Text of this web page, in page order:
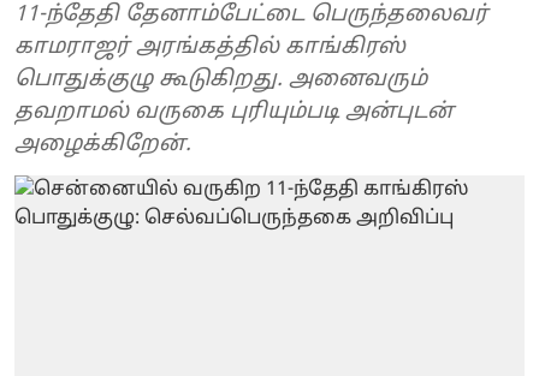
11-ந்தேதி தேனாம்பேட்டை பெருந்தலைவர்
காமராஜர் அரங்கத்தில் காங்கிரஸ்
பொதுக்குழு கூடுகிறது. அனைவரும்
தவறாமல் வருகை புரியும்படி அன்புடன்
அழைக்கிறேன்.